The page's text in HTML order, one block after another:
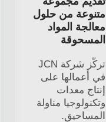
متنوعة من حلول
معالجة المواد
المسحوقة
تركّز شركة JCN
في أعمالها على
إنتاج معدات
وتكنولوجيا مناولة
المساحيق.